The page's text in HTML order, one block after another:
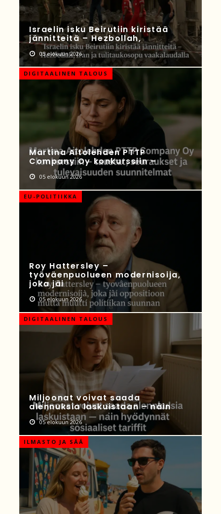
Israelin isku Beirutiin kiristää
jännitteitä – Hezbollah,
05 elokuun 2026
DIGITAALINEN TALOUS
Martina Aitolehden PTTP
Company Oy konkurssiin –
05 elokuun 2026
EU-POLITIIKKA
Roy Hattersley –
työväenpuolueen modernisoija,
joka jäi
05 elokuun 2026
DIGITAALINEN TALOUS
Miljoonat voivat saada
alennuksia laskuistaan – näin
05 elokuun 2026
ILMASTO JA SÄÄ